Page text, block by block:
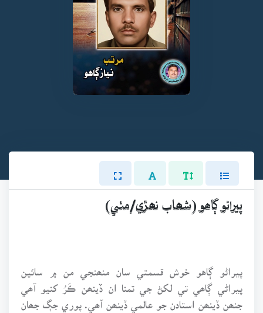
پيراڻو ڳاھو (شھاب نھڙي/مٺي)
پيراڻو ڳاهو خوش قسمتي سان منھنجي من ۾ سائين
پيراڻي ڳاھي تي لکڻ جي تمنا ان ڏينھن ڪَرُ کنيو آھي
جنھن ڏينھن استادن جو عالمي ڏينھن آھي. پوري جڳ جھان